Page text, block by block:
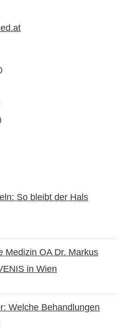
So bleibt der Hals
Medizin OA Dr. Markus
in Wien
Welche Behandlungen